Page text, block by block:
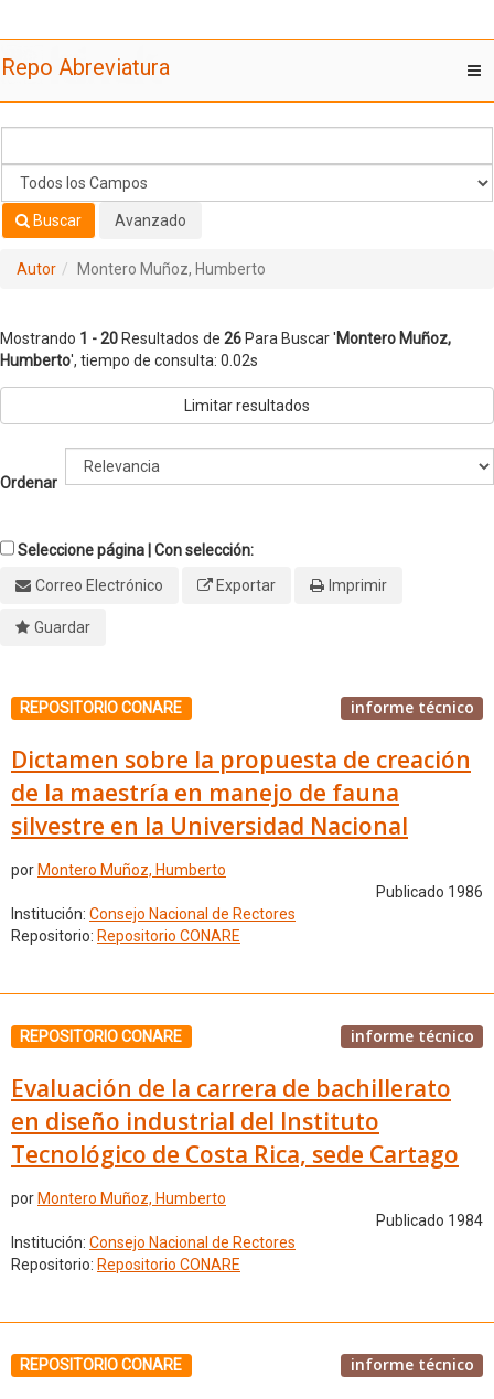
Humberto'
Repo Abreviatura
Buscar Avanzado
Autor Montero Muñoz, Humberto
Mostrando 1 - 20 Resultados de 26 Para Buscar 'Montero Muñoz,
Humberto', tiempo de consulta: 0.02s
Limitar resultados
Ordenar
Seleccione página | Con selección:
Correo Electrónico
Exportar Imprimir
Guardar
REPOSITORIO CONARE informe técnico
Dictamen sobre la propuesta de creación
de la maestría en manejo de fauna
silvestre en la Universidad Nacional
por Montero Muñoz, Humberto
Publicado 1986
Institución: Consejo Nacional de Rectores
Repositorio: Repositorio CONARE
REPOSITORIO CONARE informe técnico
Evaluación de la carrera de bachillerato
en diseño industrial del Instituto
Tecnológico de Costa Rica, sede Cartago
por Montero Muñoz, Humberto
Publicado 1984
Institución: Consejo Nacional de Rectores
Repositorio: Repositorio CONARE
REPOSITORIO CONARE informe técnico